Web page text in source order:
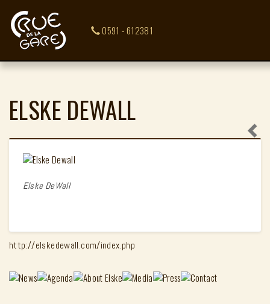
0591 - 612381
ELSKE DEWALL
Elske DeWall
http://elskedewall.com/index.php